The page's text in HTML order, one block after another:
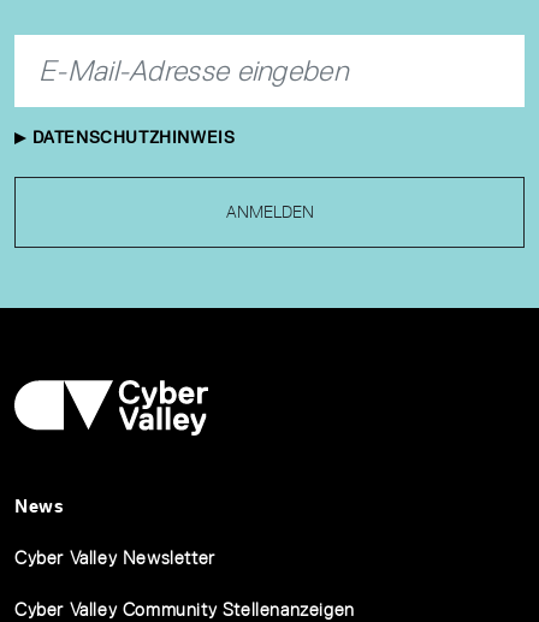
DATENSCHUTZHINWEIS
ANMELDEN
News
Cyber Valley Newsletter
Cyber Valley Community Stellenanzeigen